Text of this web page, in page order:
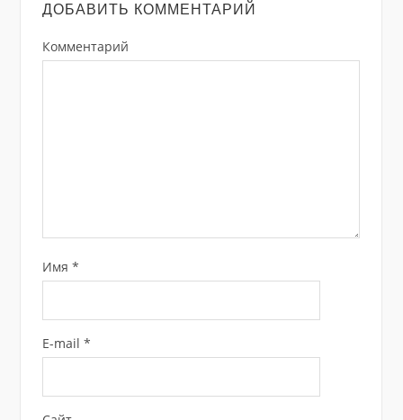
ДОБАВИТЬ КОММЕНТАРИЙ
Комментарий
Имя *
E-mail *